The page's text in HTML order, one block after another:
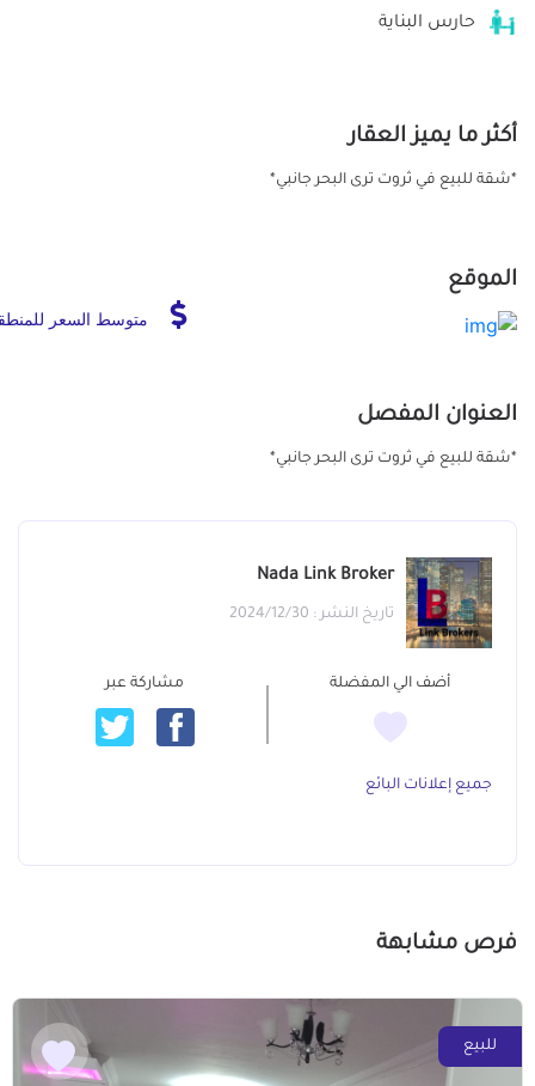
حارس البناية
أكثر ما يميز العقار
*شقة للبيع في ثروت ترى البحر جانبي*
الموقع
متوسط السعر
العنوان المفصل
*شقة للبيع في ثروت ترى البحر جانبي*
Nada Link Broker
تاريخ النشر : 2024/12/30
أضف الي المفضلة مشاركة عبر
جميع إعلانات البائع
فرص مشابهة
للبيع